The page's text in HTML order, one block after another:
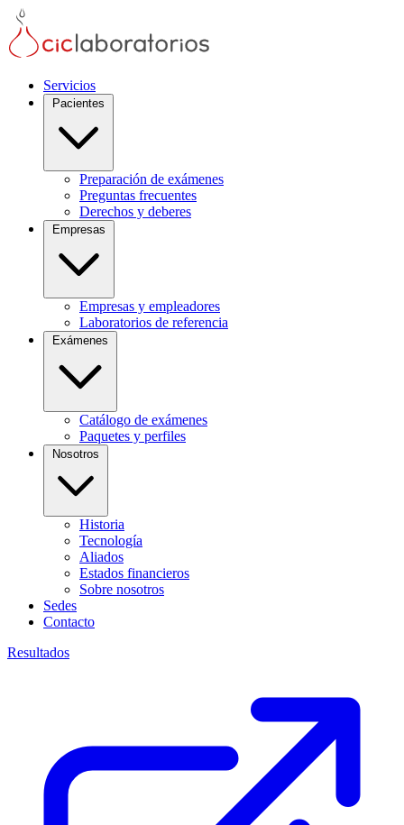
Servicios
Preparación de exámenes
Preguntas frecuentes
Derechos y deberes
Empresas y empleadores
Laboratorios de referencia
Catálogo de exámenes
Paquetes y perfiles
Historia
Tecnología
Aliados
Estados financieros
Sobre nosotros
Sedes
Contacto
Resultados